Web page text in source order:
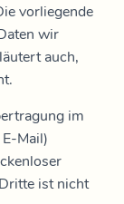
vorliegende
wir
auch,
im
Mail)
ist nicht